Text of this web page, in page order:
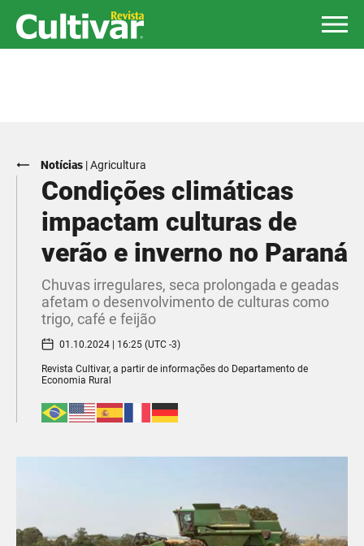
Notícias |Agricultura
Condições climáticas
impactam culturas de
verão e inverno no Paraná
Chuvas irregulares, seca prolongada e geadas
afetam o desenvolvimento de culturas como
trigo, café e feijão
01.10.2024 | 16:25 (UTC -3)
Revista Cultivar, a partir de informações do Departamento de
Economia Rural